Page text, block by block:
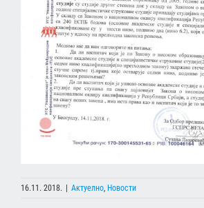
16.11. 2018. Актуелно, Новости